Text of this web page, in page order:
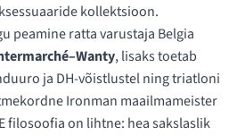
kollektsioon.
peamine ratta varustaja Belgia
, lisaks toetab
ja DH-võistlustel ning triatloni
Ironman maailmameister
filosoofia on lihtne: hea sakslaslik